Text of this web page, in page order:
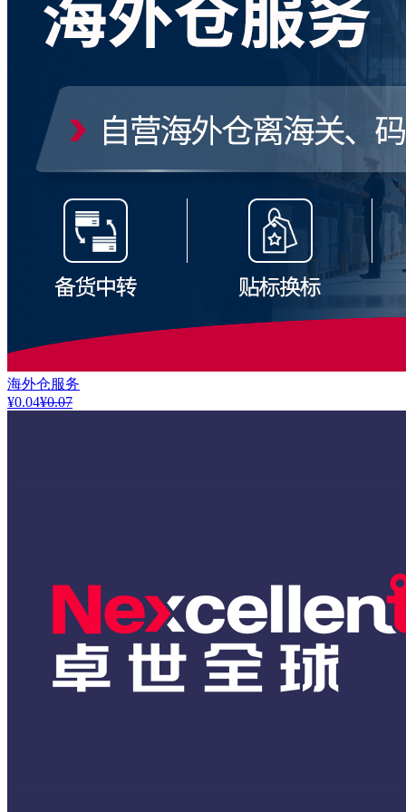
海外仓服务
¥0.04¥0.07